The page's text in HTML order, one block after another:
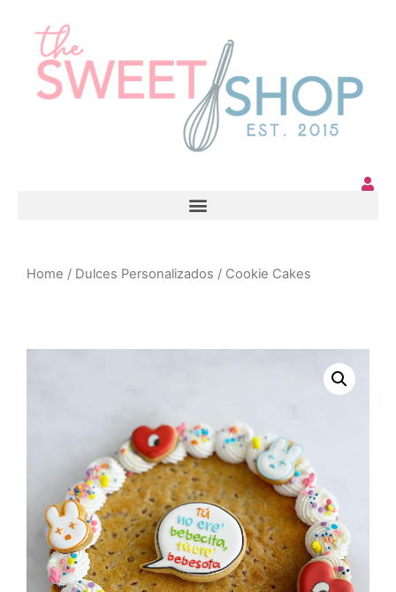
Home / Dulces Personalizados / Cookie Cakes